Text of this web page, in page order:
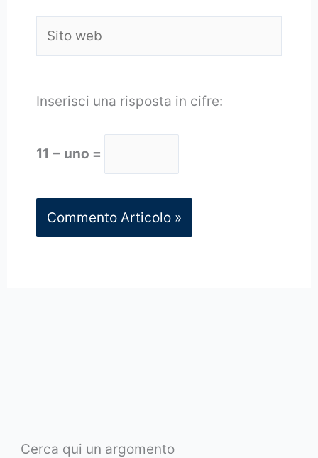
web
Inserisci una risposta in cifre:
11 − uno =
Cerca qui un argomento